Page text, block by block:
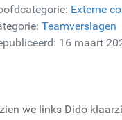
Externe
Teamverslagen
16 maart
we links Dido